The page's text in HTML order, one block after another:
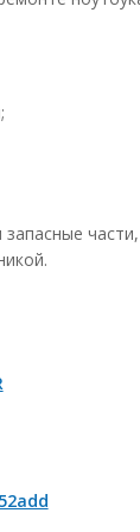
1300
2000-3400
части,